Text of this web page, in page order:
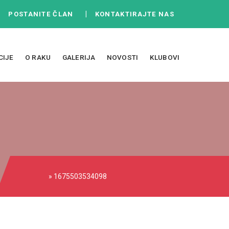
POSTANITE ČLAN KONTAKTIRAJTE NAS
O RAKU GALERIJA NOVOSTI KLUBOVI
» 1675503534098